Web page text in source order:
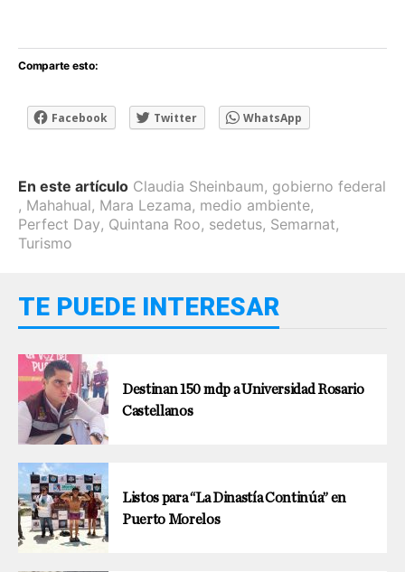
Comparte esto:
Facebook Twitter WhatsApp
En este artículo Claudia Sheinbaum, gobierno federal
, Mahahual, Mara Lezama, medio ambiente,
Perfect Day, Quintana Roo, sedetus, Semarnat,
Turismo
TE PUEDE INTERESAR
Destinan 150 mdp a Universidad Rosario
Castellanos
Listos para “La Dinastía Continúa” en
Puerto Morelos